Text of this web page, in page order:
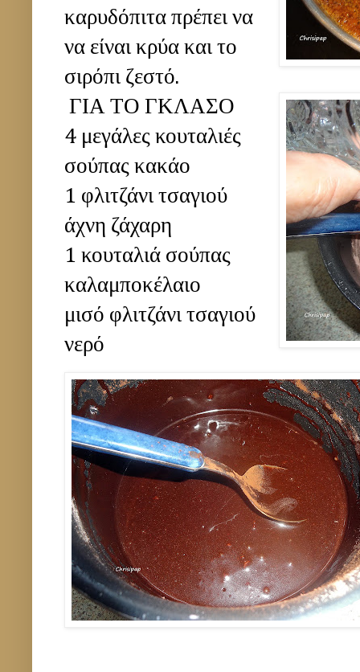
καρυδόπιτα πρέπει να
να είναι κρύα και το
σιρόπι ζεστό.
ΓΙΑ ΤΟ ΓΚΛΑΣΟ
4 μεγάλες κουταλιές
σούπας κακάο
1 φλιτζάνι τσαγιού
άχνη ζάχαρη
1 κουταλιά σούπας
καλαμποκέλαιο
μισό φλιτζάνι τσαγιού
νερό